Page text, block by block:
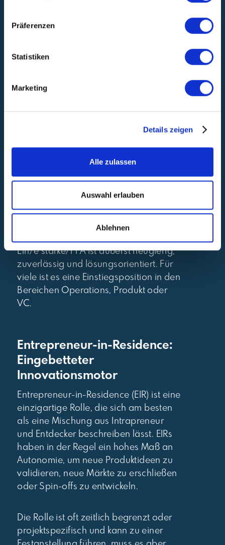
Präferenzen
Statistiken
Marketing
Details zeigen
Alle zulassen
Auswahl erlauben
Ablehnen
kleinerer Projekte von Anfang bis
Organisation vonTeam-Offsites
oder internen Operations
Kalenderverwaltung, Vorbereitung
von Meetings
Ein/e starke/r FA ist äußerst neugierig,
zuverlässig und lösungsorientiert. Für
viele ist es eine Einstiegsposition in den
Bereichen Operations, Produkt oder
VC.
Entrepreneur-in-Residence:
Eingebetteter
Innovationsmotor
Entrepreneur-in-Residence (EIR) ist eine
einzigartige Rolle, die sich am besten
als eine Mischung aus Intrapreneur
und Entdecker beschreiben lässt. EIRs
haben in der Regel ein hohes Maß an
Autonomie, um neue Produktideen zu
validieren, neue Märkte zu erschließen
oder Spin-offs zu entwickeln.
Die Rolle ist oft zeitlich begrenzt oder
projektspezifisch und kann zu einer